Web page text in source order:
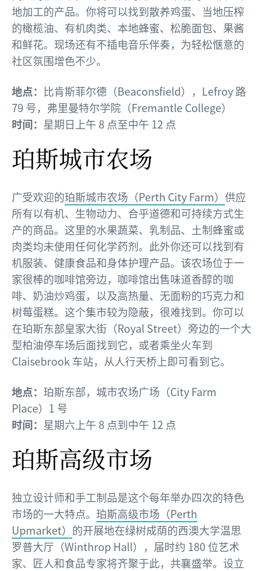
地加工的产品。你将可以找到散养鸡蛋、当地压榨
的橄榄油、有机肉类、本地蜂蜜、松脆面包、果酱
和鲜花。现场还有不插电音乐伴奏，为轻松惬意的
社区氛围增色不少。
地点： 比肯斯菲尔德（Beaconsfield），Lefroy 路
79 号，弗里曼特尔学院（Fremantle College）
时间： 星期日上午 8 点至中午 12 点
珀斯城市农场
广受欢迎的珀斯城市农场（Perth City Farm） 供应
所有以有机、生物动力、合乎道德和可持续方式生
产的商品。这里的水果蔬菜、乳制品、土制蜂蜜或
肉类均未使用任何化学药剂。此外你还可以找到有
机服装、健康食品和身体护理产品。该农场位于一
家很棒的咖啡馆旁边，咖啡馆出售味道香醇的咖
啡、奶油炒鸡蛋，以及高热量、无面粉的巧克力和
树莓蛋糕。这个集市较为隐蔽，很难找到。你可以
在珀斯东部皇家大街（Royal Street）旁边的一个大
型柏油停车场后面找到它，或者乘坐火车到
Claisebrook 车站，从人行天桥上即可看到它。
地点： 珀斯东部，城市农场广场（City Farm
Place）1 号
时间： 星期六上午 8 点到中午 12 点
珀斯高级市场
独立设计师和手工制品是这个每年举办四次的特色
市场的一大特点。 珀斯高级市场（Perth
Upmarket） 的开展地在绿树成荫的西澳大学温思
罗普大厅（Winthrop Hall），届时约 180 位艺术
家、匠人和食品专家将齐聚于此，共襄盛举。设立